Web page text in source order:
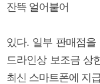
잔뜩 얼어붙어
있다. 일부 판매점
드라인상 보조금 상
최신 스마트폰에 지